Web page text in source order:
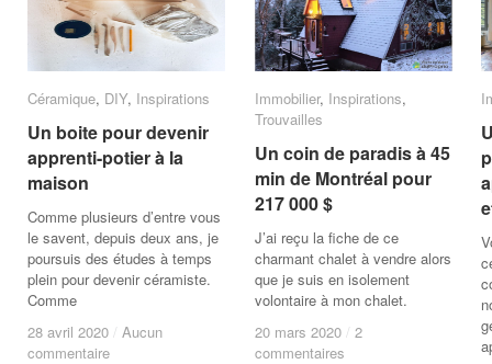
Céramique, DIY, Inspirations
Un boite pour devenir
apprenti-potier à la
maison
Comme plusieurs d’entre vous
le savent, depuis deux ans, je
poursuis des études à temps
plein pour devenir céramiste.
Comme
28 avril 2020 / Aucun
commentaire
Céramique DIY Inspirations
Un boite pour devenir
apprenti-potier à la
maison
28 avril 2020 / Aucun
commentaire
Immobilier, Inspirations,
Trouvailles
Un coin de paradis à 45
min de Montréal pour
217 000 $
J’ai reçu la fiche de ce
charmant chalet à vendre alors
que je suis en isolement
volontaire à mon chalet.
20 mars 2020 / 2
commentaires
Immobilier Inspirations
Trouvailles
Un coin de paradis à 45
min de Montréal pour
217 000 $
20 mars 2020 / 2
commentaires